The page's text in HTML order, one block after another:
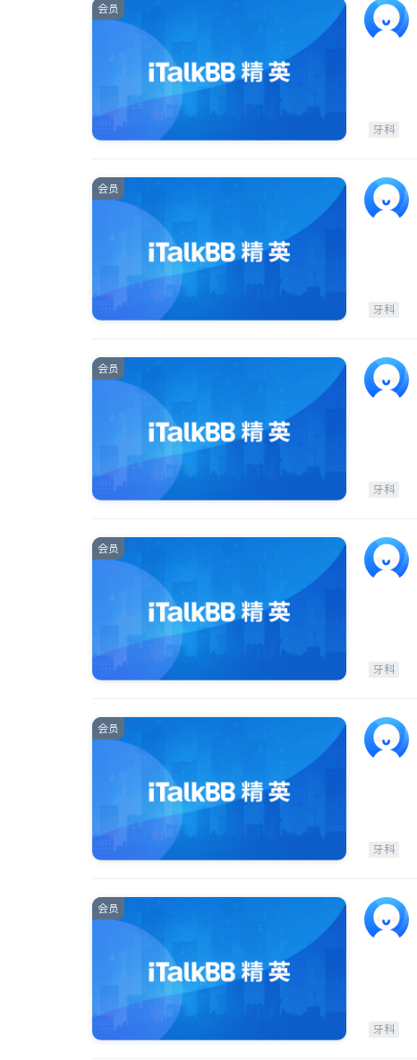
会员
牙科
会员
牙科
会员
牙科
会员
牙科
会员
牙科
会员
牙科